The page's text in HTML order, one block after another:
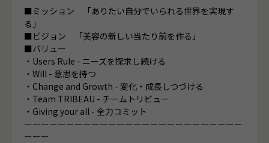
■ミッション 「ありたい自分でいられる世界を実現す
る」
■ビジョン 「美容の新しい当たり前を作る」
■バリュー
・Users Rule - ニーズを探求し続ける
・Will - 意思を持つ
・Change and Growth - 変化・成長しつづける
・Team TRIBEAU - チームトリビュー
・Giving your all - 全力コミット
ーーーーーーーーーーーーーーーーーーーーーーーーーー
ーーー